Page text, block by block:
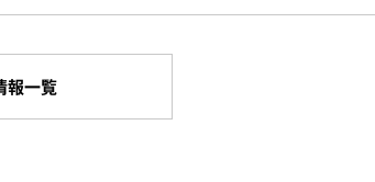
報一覧